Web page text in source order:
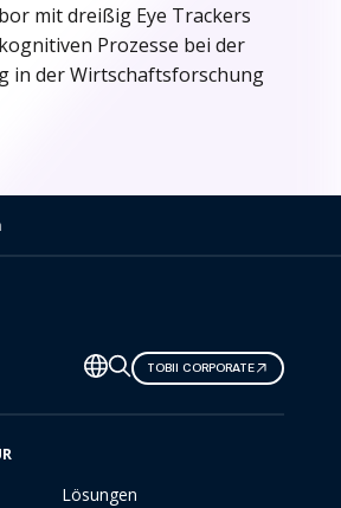
mit dreißig Eye Trackers
Prozesse bei der
in der Wirtschaftsforschung
TOBII CORPORATE
Lösungen